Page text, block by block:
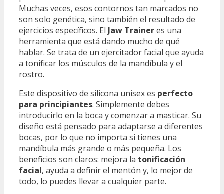
Muchas veces, esos contornos tan marcados no
son solo genética, sino también el resultado de
ejercicios específicos. El Jaw Traineres una
herramienta que está dando mucho de qué
hablar. Se trata de un ejercitador facial que ayuda
a tonificar los músculos de la mandíbula y el
rostro.
Este dispositivo de silicona unisex es perfecto
para principiantes. Simplemente debes
introducirlo en la boca y comenzar a masticar. Su
diseño está pensado para adaptarse a diferentes
bocas, por lo que no importa si tienes una
mandíbula más grande o más pequeña. Los
beneficios son claros: mejora la tonificación
facial, ayuda a definir el mentón y, lo mejor de
todo, lo puedes llevar a cualquier parte.